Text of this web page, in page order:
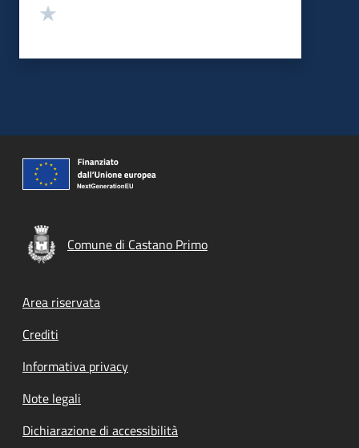
Comune di Castano Primo
Footer menu
Area riservata
Crediti
Informativa privacy
Note legali
Dichiarazione di accessibilità